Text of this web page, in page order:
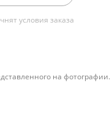
условия заказа
на фотографии.